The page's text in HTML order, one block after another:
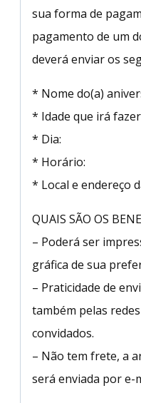
sua forma de
pagamento de um
deverá enviar os
* Nome do(a)
* Idade que irá
* Dia:
* Horário:
* Local e endereço
QUAIS SÃO OS
– Poderá ser
gráfica de sua
– Praticidade de
também pelas
convidados.
– Não tem frete, a
será enviada por e-